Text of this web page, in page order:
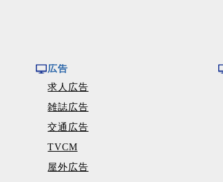
広告
求人広告
雑誌広告
交通広告
TVCM
屋外広告